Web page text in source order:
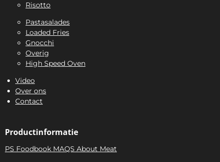
Risotto
Pastasalades
Loaded Fries
Gnocchi
Overig
High Speed Oven
Video
Over ons
Contact
Productinformatie
PS Foodbook MAQS About Meat